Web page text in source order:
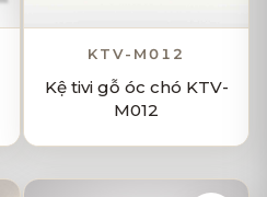
KTV-M012
Kệ tivi gỗ óc chó KTV-
M012